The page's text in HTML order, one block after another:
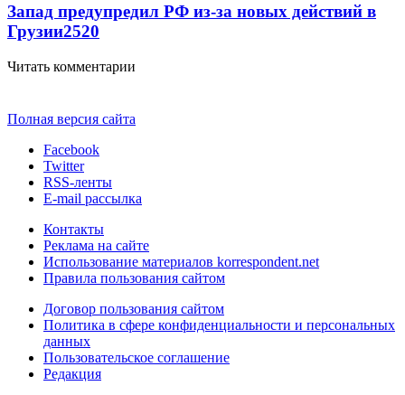
Запад предупредил РФ из-за новых действий в
Грузии2520
Читать комментарии
Полная версия сайта
Facebook
Twitter
RSS-ленты
E-mail рассылка
Контакты
Реклама на сайте
Использование материалов korrespondent.net
Правила пользования сайтом
Договор пользования сайтом
Политика в сфере конфиденциальности и персональных
данных
Пользовательское соглашение
Редакция